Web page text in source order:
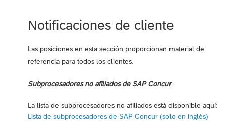
Notificaciones de cliente
Las posiciones en esta sección proporcionan material de
referencia para todos los clientes.
Subprocesadores no afiliados de SAP Concur
La lista de subprocesadores no afiliados está disponible aquí:
Lista de subprocesadores de SAP Concur (solo en inglés)